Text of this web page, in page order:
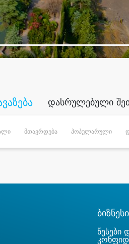
დასრულებული
მთავრდება პოპულარული
ბიზნესი
წესები